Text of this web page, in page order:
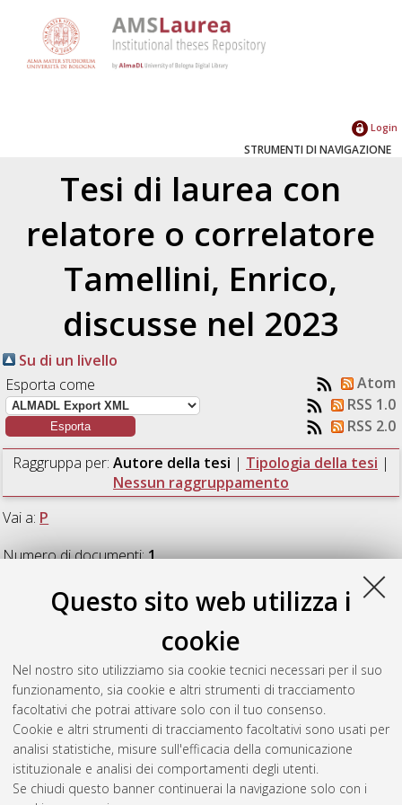
Questo sito web utilizza i
cookie
Nel nostro sito utilizziamo sia cookie tecnici necessari per il suo
funzionamento, sia cookie e altri strumenti di tracciamento
facoltativi che potrai attivare solo con il tuo consenso.
Cookie e altri strumenti di tracciamento facoltativi sono usati per
analisi statistiche, misure sull'efficacia della comunicazione
istituzionale e analisi dei comportamenti degli utenti.
Se chiudi questo banner continuerai la navigazione solo con i
Login
STRUMENTI DI NAVIGAZIONE
Tesi di laurea con
relatore o correlatore
Tamellini, Enrico,
discusse nel 2023
Su di un livello
Esporta come
Atom
RSS 1.0
RSS 2.0
Raggruppa per: Autore della tesi | Tipologia della tesi |
Nessun raggruppamento
Vai a: P
Numero di documenti:1.
per la rimozione di azoto e fosforo da acque scaricate da
scolmatori di piena. [Laurea magistrale], Università di Bologna,
Corso di Studio inIngegneria per l'ambiente e il territorio [LM-
DM270] , Documento full-text non disponibile
Questa lista e' stata generata ilFri Aug 7 17:57:09 2026 CEST